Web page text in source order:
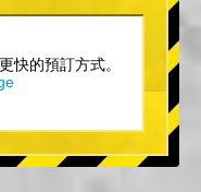
快的預訂方式。